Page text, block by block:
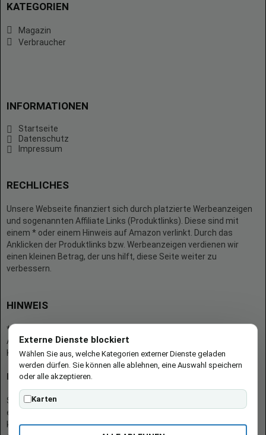
KATEGORIEN
Magazin
Verbraucher
INFORMATIONEN
Startseite
Datenschutz
Impressum
RECHLICHES
Unsere Webseite finanziert sich durch platzierte Werbeanzeigen
und sogenannten Affiliate Links (Produktlinks). Diese sind mit
einem * oder einem Hinweis auf Amazon verlinkt. Durch das
Anklicken der Produktlinks bzw. Werbeanzeigen verdienen wir
einen kleinen Betrag, der uns hilft, diese Seite weiter zu
verbessern.
HINWEIS
* = Afilliate-Link (=Werbung)
Als Amazon-Partner verdient der Seitenbetreiber an qualifizierten
Käufen.
Hinweis zu Preisen und Verfügbarkeiten
Sofern Produktpreise und Verfügbarkeiten angezeigt werden,
entsprechen diese dem angegebenen Stand (Datum/Uhrzeit) und
können sich auf der verlinkten Seite jederzeit ändern. Für den Kauf
Externe Dienste blockiert
Wählen Sie aus, welche Kategorien externer Dienste geladen
werden dürfen. Sie können alle ablehnen, eine Auswahl speichern
oder alle akzeptieren.
Karten